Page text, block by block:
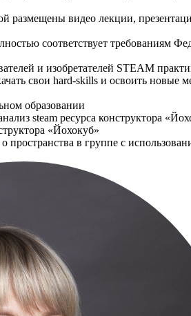
видео лекции,
соответствует требованиям
и изобретателей STEAM
свои hard-skills и освоить новые
образовании
steam ресурса конструктора
«Йохокуб»
пространства в группе с